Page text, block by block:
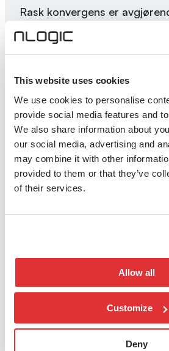
This website uses cookies
We use cookies to personalise
provide social media features and
We also share information about
our social media, advertising and
may combine it with other
provided to them or that they’ve
of their services.
Allow all
Customize
Deny
Rask konvergens er
minimere nedetid og
tjenestene.
Få nødvendig fleksibilitet og
nettverkstjenester som IoT
transparent
og offentlig
Virksomheter kan ha flere
implementere segment
Segment routing er en
gir fleksibilitet og effektivitet i
datapakker gjennom